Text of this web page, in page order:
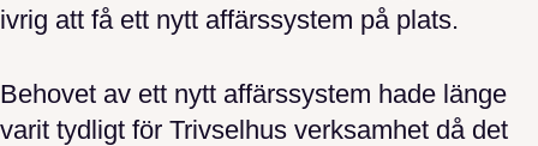
ivrig att få ett nytt affärssystem på plats.
Behovet av ett nytt affärssystem hade länge
varit tydligt för Trivselhus verksamhet då det